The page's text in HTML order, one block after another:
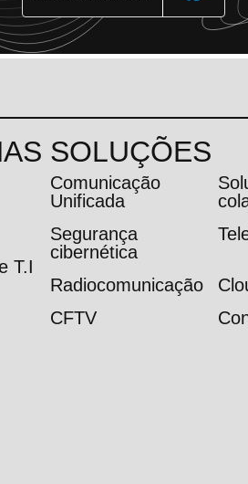
T.I
SOLUÇÕES
Comunicação
Unificada
Segurança
cibernética
Radiocomunicação
CFTV